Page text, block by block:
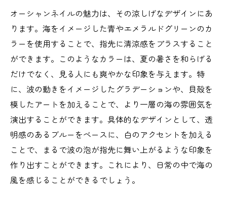
オーシャンネイルの魅力は、その涼しげなデザインにあ
ります。海をイメージした青やエメラルドグリーンのカ
ラーを使用することで、指先に清涼感をプラスすること
ができます。このようなカラーは、夏の暑さを和らげる
だけでなく、見る人にも爽やかな印象を与えます。特
に、波の動きをイメージしたグラデーションや、貝殻を
模したアートを加えることで、より一層の海の雰囲気を
演出することができます。具体的なデザインとして、透
明感のあるブルーをベースに、白のアクセントを加える
ことで、まるで波の泡が指先に舞い上がるような印象を
作り出すことができます。これにより、日常の中で海の
風を感じることができるでしょう。